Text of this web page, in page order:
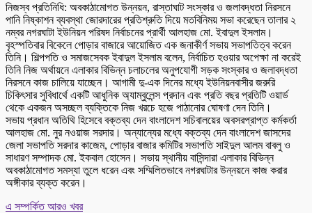
নিজস্ব প্রতিনিধি: অবকাঠামোগত উন্নয়ন, রাস্তাঘাট সংস্কার ও জলাবদ্ধতা নিরসনে
পানি নিষ্কাশন ব্যবস্থা জোরদারের প্রতিশ্রুতি দিয়ে মতবিনিময় সভা করেছেন তালার ২
নম্বর নগরঘাটা ইউনিয়ন পরিষদ নির্বাচনের প্রার্থী আলহাজ মো. ইবাদুল ইসলাম।
বৃহস্পতিবার বিকেলে পোড়ার বাজারে আয়োজিত এক জনাকীর্ণ সভায় সভাপতিত্ব করেন
তিনি। শিল্পপতি ও সমাজসেবক ইবাদুল ইসলাম বলেন, নির্বাচিত হওয়ার অপেক্ষা না করেই
তিনি নিজ অর্থায়নে এলাকার বিভিন্ন চলাচলের অনুপযোগী সড়ক সংস্কার ও জলাবদ্ধতা
নিরসনে কাজ চালিয়ে যাচ্ছেন। আগামী দু-এক দিনের মধ্যে ইউনিয়নবাসীর জরুরি
চিকিৎসার সুবিধার্থে একটি আধুনিক অ্যাম্বুলেন্স প্রদান এবং প্রতি বছর প্রতিটি ওয়ার্ড
থেকে একজন অসচ্ছল ব্যক্তিকে নিজ খরচে হজে পাঠানোর ঘোষণা দেন তিনি।
সভায় প্রধান অতিথি হিসেবে বক্তব্য দেন বাংলাদেশ সচিবালয়ের অবসরপ্রাপ্ত কর্মকর্তা
আলহাজ মো. নুর নওয়াজ সরদার। অন্যান্যের মধ্যে বক্তব্য দেন বাংলাদেশ জাসদের
জেলা সভাপতি সরদার কাজেম, পোড়ার বাজার কমিটির সভাপতি সাইদুল আলম বাবলু ও
সাধারণ সম্পাদক মো. ইকবাল হোসেন। সভায় স্থানীয় বাসিন্দারা এলাকার বিভিন্ন
অবকাঠামোগত সমস্যা তুলে ধরেন এবং সম্মিলিতভাবে নগরঘাটার উন্নয়নে কাজ করার
অঙ্গীকার ব্যক্ত করেন।
এ সম্পর্কিত আরও খবর